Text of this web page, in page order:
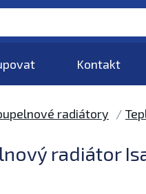
Kontakt
radiátory
radiátor